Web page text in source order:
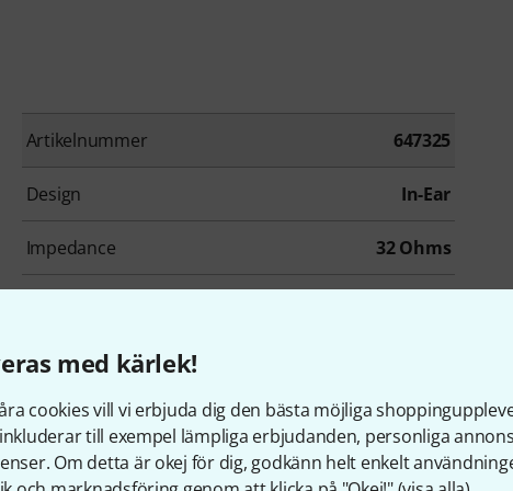
med kärlek!
cookies vill vi erbjuda dig den bästa möjliga
till exempel lämpliga erbjudanden, personliga
Om detta är okej för dig, godkänn helt enkelt
Artikelnummer 647325
Design In-Ear
Impedance 32 Ohms
Colour